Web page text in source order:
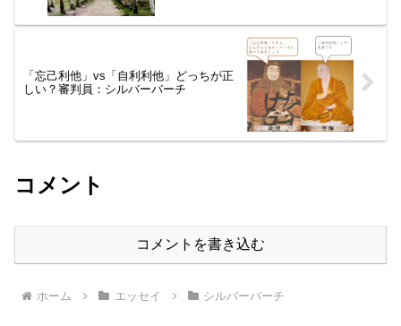
「忘己利他」vs「自利利他」どっちが正
しい？審判員：シルバーバーチ
コメント
コメントを書き込む
ホーム エッセイ シルバーバーチ